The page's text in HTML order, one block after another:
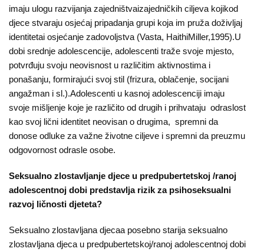
imaju ulogu razvijanja zajedništvaizajedničkih ciljeva kojikod
djece stvaraju osjećaj pripadanja grupi koja im pruža doživljaj
identitetai osjećanje zadovoljstva (Vasta, HaithiMiller,1995).U
dobi srednje adolescencije, adolescenti traže svoje mjesto,
potvrđuju svoju neovisnost u različitim aktivnostima i
ponašanju, formirajući svoj stil (frizura, oblačenje, socijani
angažman i sl.).Adolescenti u kasnoj adolescenciji imaju
svoje mišljenje koje je različito od drugih i prihvataju odraslost
kao svoj lični identitet neovisan o drugima, spremni da
donose odluke za važne životne ciljeve i spremni da preuzmu
odgovornost odrasle osobe.
Seksualno zlostavljanje djece u predpubertetskoj /ranoj
adolescentnoj dobi predstavlja rizik za psihoseksualni
razvoj ličnosti djeteta?
Seksualno zlostavljana djecaa posebno starija seksualno
zlostavljana djeca u predpubertetskoj/ranoj adolescentnoj dobi